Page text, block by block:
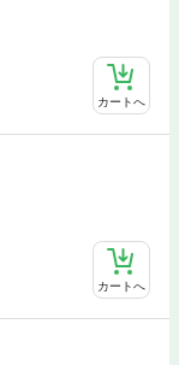
カートへ
カートへ